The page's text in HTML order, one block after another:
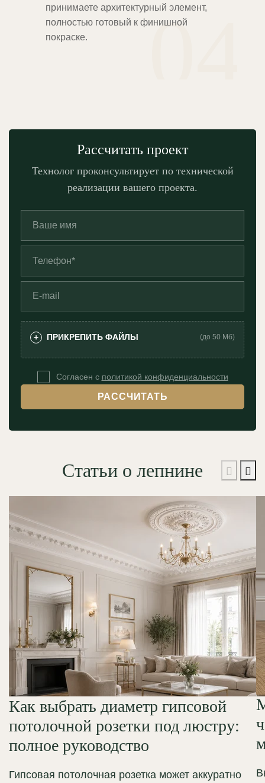
04
принимаете архитектурный элемент,
полностью готовый к финишной
покраске.
Рассчитать проект
Технолог проконсультирует по технической
реализации вашего проекта.
+ ПРИКРЕПИТЬ ФАЙЛЫ (до 50 Мб)
Согласен с политикой конфиденциальности
РАССЧИТАТЬ
Статьи о лепнине
Как выбрать диаметр гипсовой
потолочной розетки под люстру:
полное руководство
Гипсовая потолочная розетка может аккуратно